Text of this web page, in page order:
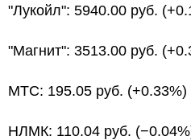
"Лукойл": 5940.00 руб.
"Магнит": 3513.00 руб.
МТС: 195.05 руб. (+0.33%)
НЛМК: 110.04 руб.